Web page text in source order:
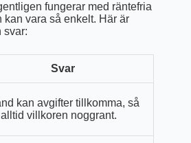
fungerar med räntefria
kan vara så enkelt. Här är
svar:
Svar
kan avgifter tillkomma, så
alltid villkoren noggrant.